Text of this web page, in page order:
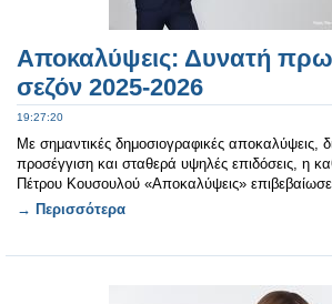
Αποκαλύψεις: Δυνατή
σεζόν 2025-2026
19:27:20
Με σημαντικές δημοσιογραφικές αποκαλύψεις,
προσέγγιση και σταθερά υψηλές επιδόσεις, η
Πέτρου Κουσουλού «Αποκαλύψεις»
→ Περισσότερα